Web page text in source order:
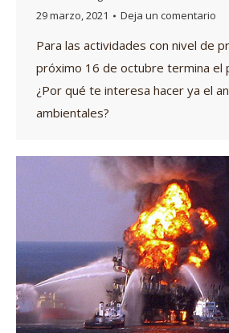
29 marzo, 2021
Deja un comentario
Para las actividades con nivel de
próximo 16 de octubre termina el
¿Por qué te interesa hacer ya el
ambientales?